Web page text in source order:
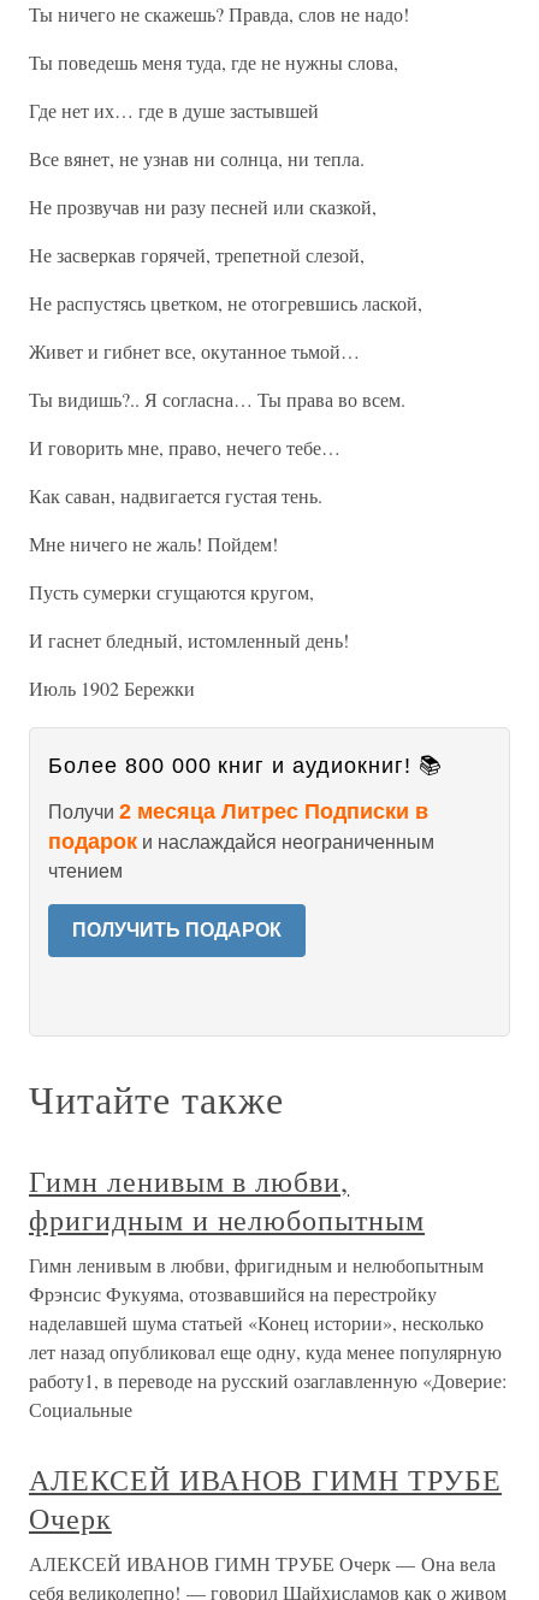
Ты ничего не скажешь? Правда, слов не надо!
Ты поведешь меня туда, где не нужны слова,
Где нет их… где в душе застывшей
Все вянет, не узнав ни солнца, ни тепла.
Не прозвучав ни разу песней или сказкой,
Не засверкав горячей, трепетной слезой,
Не распустясь цветком, не отогревшись лаской,
Живет и гибнет все, окутанное тьмой…
Ты видишь?.. Я согласна… Ты права во всем.
И говорить мне, право, нечего тебе…
Как саван, надвигается густая тень.
Мне ничего не жаль! Пойдем!
Пусть сумерки сгущаются кругом,
И гаснет бледный, истомленный день!
Июль 1902 Бережки
Более 800 000 книг и аудиокниг! 📚
Получи 2 месяца Литрес Подписки в
подарок и наслаждайся неограниченным
чтением
ПОЛУЧИТЬ ПОДАРОК
Читайте также
Гимн ленивым в любви,
фригидным и нелюбопытным
Гимн ленивым в любви, фригидным и нелюбопытным
Фрэнсис Фукуяма, отозвавшийся на перестройку
наделавшей шума статьей «Конец истории», несколько
лет назад опубликовал еще одну, куда менее популярную
работу1, в переводе на русский озаглавленную «Доверие:
Социальные
АЛЕКСЕЙ ИВАНОВ ГИМН ТРУБЕ
Очерк
АЛЕКСЕЙ ИВАНОВ ГИМН ТРУБЕ Очерк — Она вела
себя великолепно! — говорил Шайхисламов как о живом